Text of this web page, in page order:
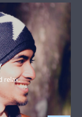
relax.